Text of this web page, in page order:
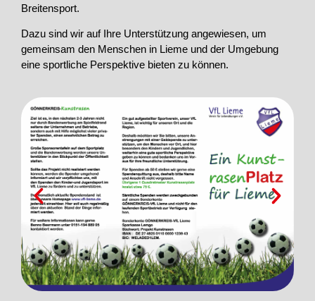
Breitensport.
Dazu sind wir auf Ihre Unterstützung angewiesen, um
gemeinsam den Menschen in Lieme und der Umgebung
eine sportliche Perspektive bieten zu können.